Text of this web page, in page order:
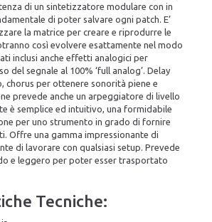
di un sintetizzatore modulare con in
di poter salvare ogni patch. E’
la matrice per creare e riprodurre le
così evolvere esattamente nel modo
inclusi anche effetti analogici per
del segnale al 100% ‘full analog’. Delay
chorus per ottenere sonorità piene e
prevede anche un arpeggiatore di livello
è semplice ed intuitivo, una formidabile
per uno strumento in grado di fornire
Offre una gamma impressionante di
di lavorare con qualsiasi setup. Prevede
e leggero per poter esser trasportato
Tecniche: